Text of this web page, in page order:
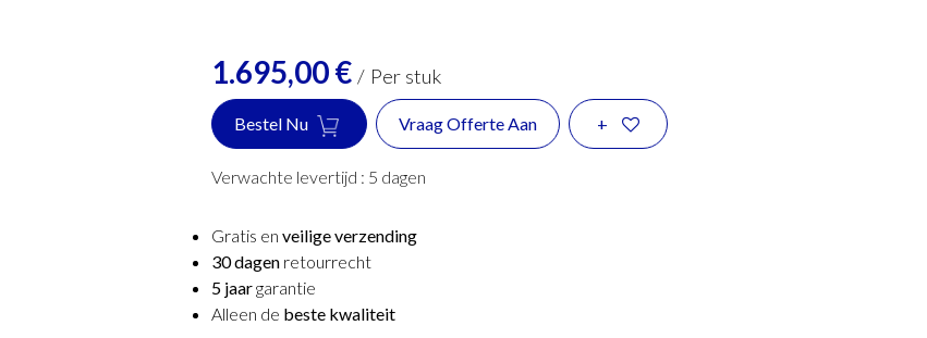
1.695,00€ / Per stuk
Bestel Nu Vraag Offerte Aan +
Verwachte levertijd : 5 dagen
Gratis en veilige verzending
30 dagen retourrecht
5 jaargarantie
Alleen de beste kwaliteit